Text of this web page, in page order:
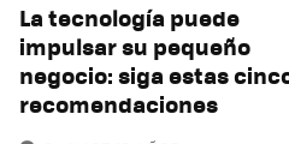
La tecnología puede
impulsar su pequeño
negocio: siga estas
recomendaciones